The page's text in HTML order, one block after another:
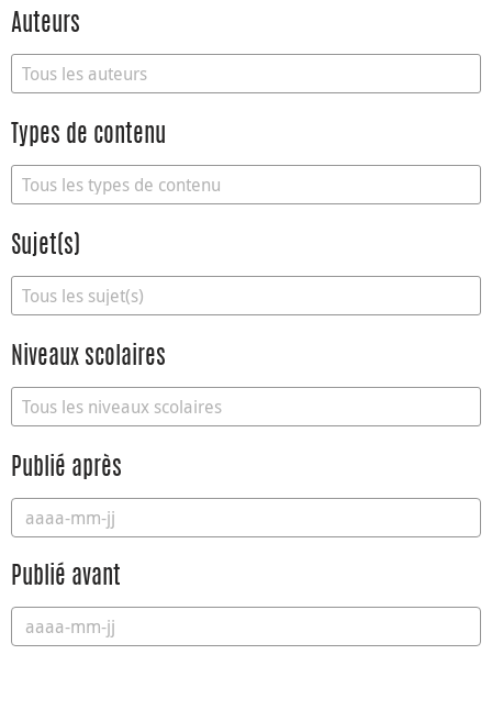
Auteurs
Types de contenu
Sujet(s)
Niveaux scolaires
Publié après
Publié avant